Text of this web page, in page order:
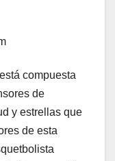
compuesta
de
y estrellas que
de esta